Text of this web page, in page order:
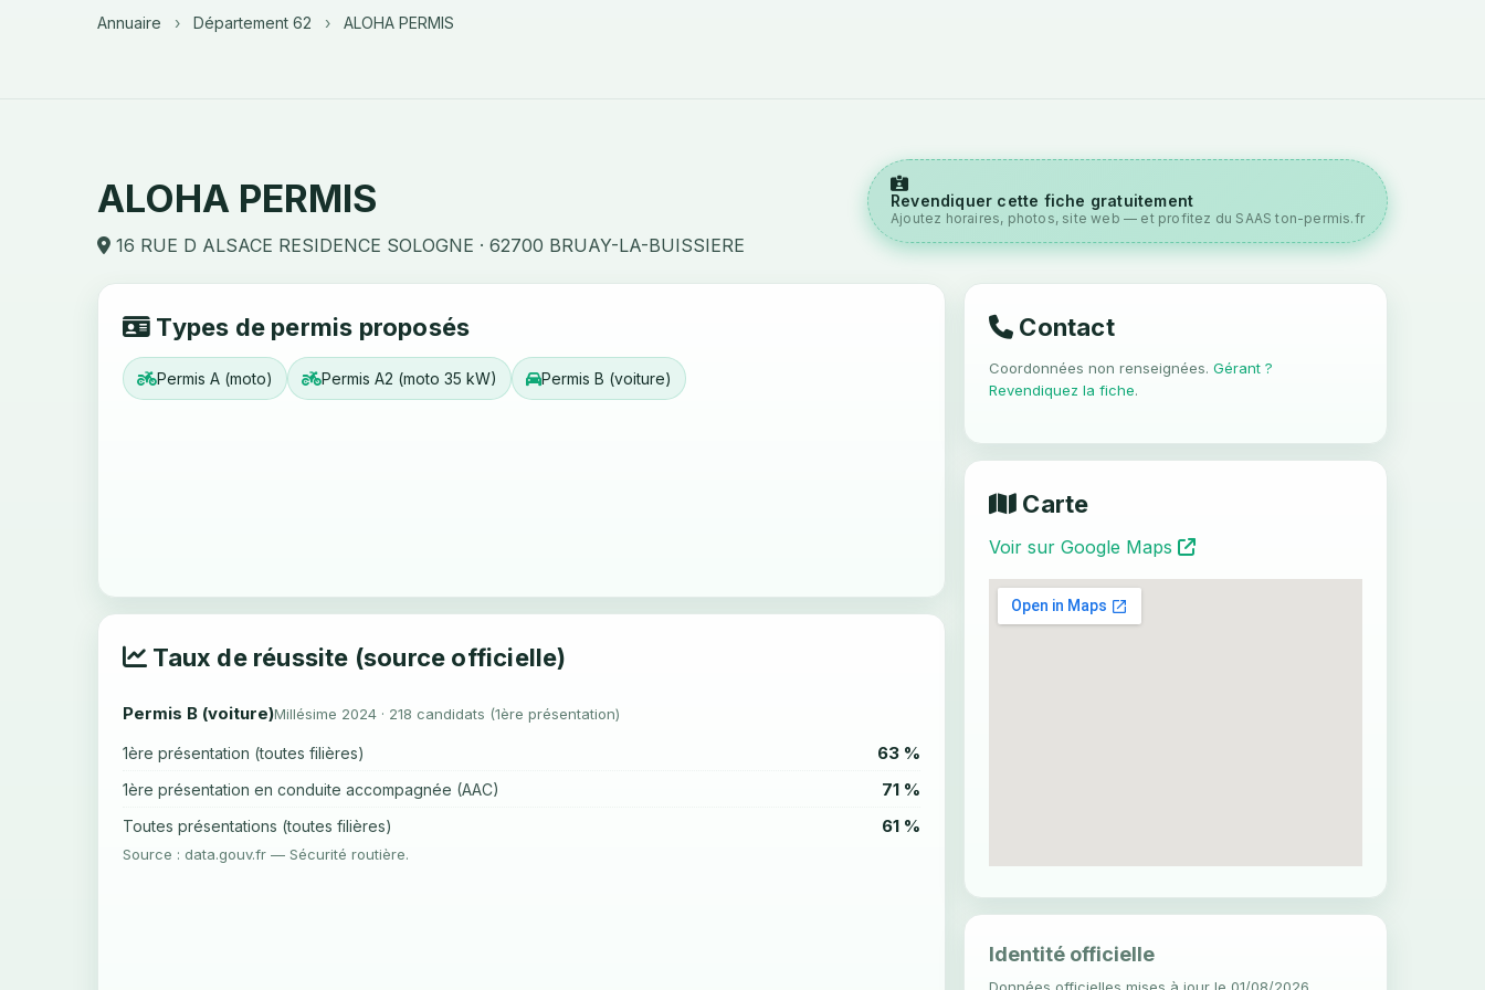
Annuaire › Département 62 › ALOHA PERMIS
ALOHA PERMIS
16 RUE D ALSACE RESIDENCE SOLOGNE · 62700 BRUAY-LA-BUISSIERE
Revendiquer cette fiche gratuitement
Ajoutez horaires, photos, site web — et profitez du SAAS ton-permis.fr
Types de permis proposés
Permis A (moto) Permis A2 (moto 35 kW) Permis B (voiture)
Taux de réussite (source officielle)
Permis B (voiture)Millésime 2024 · 218 candidats (1ère présentation)
1ère présentation (toutes filières) 63 %
1ère présentation en conduite accompagnée (AAC) 71 %
Toutes présentations (toutes filières) 61 %
Source : data.gouv.fr — Sécurité routière.
Contact
Coordonnées non renseignées. Gérant ?
Revendiquez la fiche.
Carte
Voir sur Google Maps
Identité officielle